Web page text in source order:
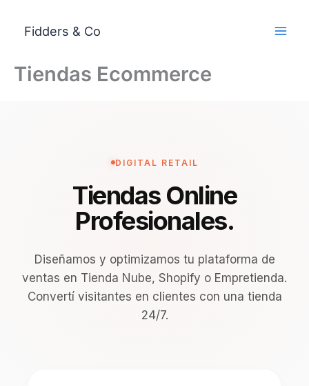
contenido
Fidders & Co
Tiendas Ecommerce
DIGITAL RETAIL
Tiendas Online
Profesionales.
Diseñamos y optimizamos tu plataforma de
ventas en Tienda Nube, Shopify o Empretienda.
Convertí visitantes en clientes con una tienda
24/7.